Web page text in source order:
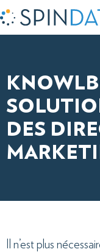
DES
Il n’est plus